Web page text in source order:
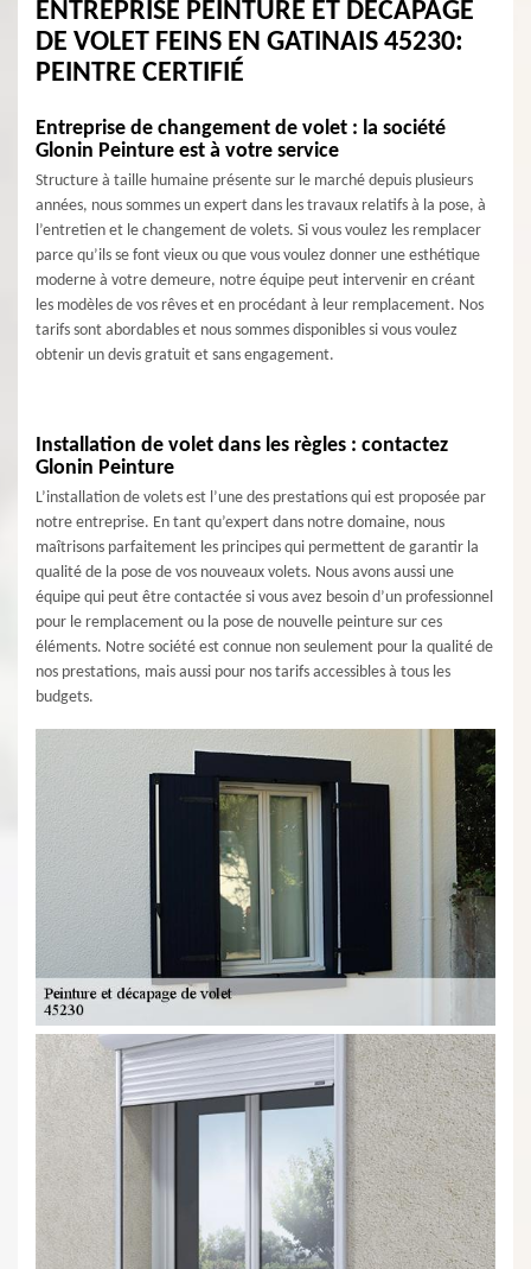
ENTREPRISE PEINTURE ET DÉCAPAGE
DE VOLET FEINS EN GATINAIS 45230:
PEINTRE CERTIFIÉ
Entreprise de changement de volet : la société
Glonin Peinture est à votre service
Structure à taille humaine présente sur le marché depuis plusieurs
années, nous sommes un expert dans les travaux relatifs à la pose, à
l’entretien et le changement de volets. Si vous voulez les remplacer
parce qu’ils se font vieux ou que vous voulez donner une esthétique
moderne à votre demeure, notre équipe peut intervenir en créant
les modèles de vos rêves et en procédant à leur remplacement. Nos
tarifs sont abordables et nous sommes disponibles si vous voulez
obtenir un devis gratuit et sans engagement.
Installation de volet dans les règles : contactez
Glonin Peinture
L’installation de volets est l’une des prestations qui est proposée par
notre entreprise. En tant qu’expert dans notre domaine, nous
maîtrisons parfaitement les principes qui permettent de garantir la
qualité de la pose de vos nouveaux volets. Nous avons aussi une
équipe qui peut être contactée si vous avez besoin d’un professionnel
pour le remplacement ou la pose de nouvelle peinture sur ces
éléments. Notre société est connue non seulement pour la qualité de
nos prestations, mais aussi pour nos tarifs accessibles à tous les
budgets.